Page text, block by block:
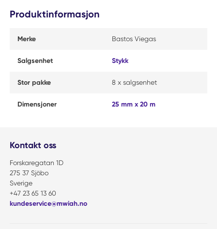
Produktinformasjon
Merke Bastos Viegas
Salgsenhet Stykk
Stor pakke 8 x salgsenhet
Dimensjoner 25 mm x 20 m
Kontakt oss
Forskaregatan 1D
275 37 Sjöbo
Sverige
+47 23 65 13 60
kundeservice@mwiah.no